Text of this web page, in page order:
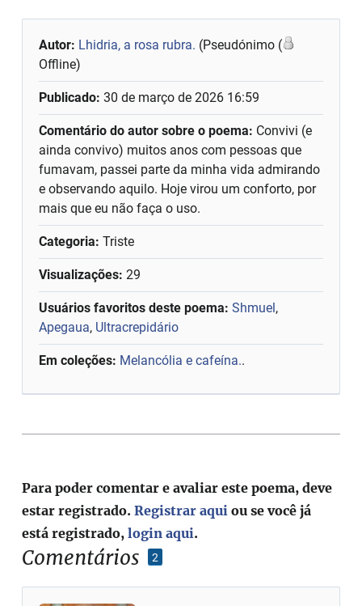
Autor: Lhidria, a rosa rubra. (Pseudónimo (
Offline)
Publicado:30 de março de 2026 16:59
Comentário do autor sobre o poema: Convivi (e
ainda convivo) muitos anos com pessoas que
fumavam, passei parte da minha vida admirando
e observando aquilo. Hoje virou um conforto, por
mais que eu não faça o uso.
Categoria: Triste
Visualizações: 29
Usuários favoritos deste poema: Shmuel,
Apegaua, Ultracrepidário
Em coleções: Melancólia e cafeína..
Comentários 2
Para poder comentar e avaliar este poema, deve
estar registrado.Registrar aqui ou se você já
está registrado,login aqui.